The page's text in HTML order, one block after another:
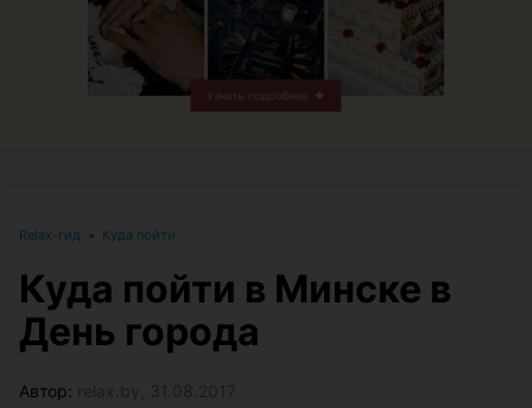
Relax-гид • Куда пойти
Куда пойти в Минске в
День города
Автор: